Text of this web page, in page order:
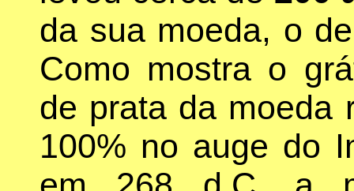
da sua moeda, o
Como mostra o
de prata da moeda
100% no auge do